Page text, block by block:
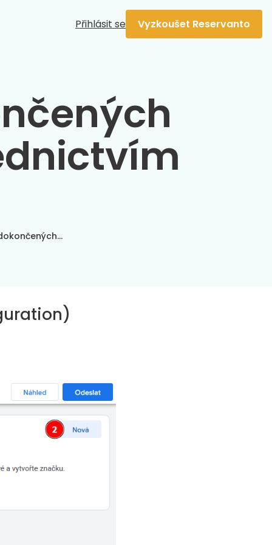
Přihlásit se Vyzkoušet Reservanto